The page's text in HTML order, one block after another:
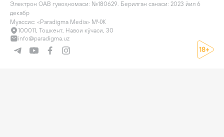
Электрон ОАВ гувоҳномаси: №180629. Берилган санаси: 2023 йил 6
декабр
Муассис: «Paradigma Media» МЧЖ
100011, Тошкент, Навои кўчаси, 30
info@paradigma.uz